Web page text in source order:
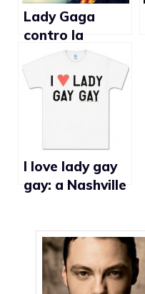
tacere”
Lady Gaga
contro la
censura di Born
this way in
Malesia
I love lady gay
gay: a Nashville
scuola per la
scritta sulla
maglietta